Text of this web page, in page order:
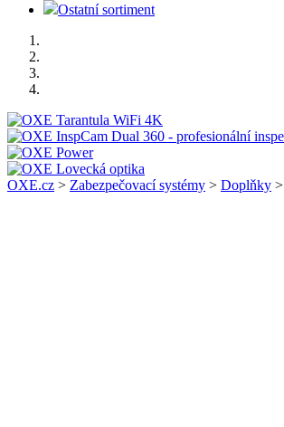
Ostatní sortiment
OXE.cz > Zabezpečovací systémy > Doplňky >